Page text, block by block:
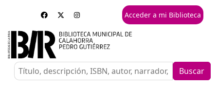
Acceder a mi Biblioteca
Buscar